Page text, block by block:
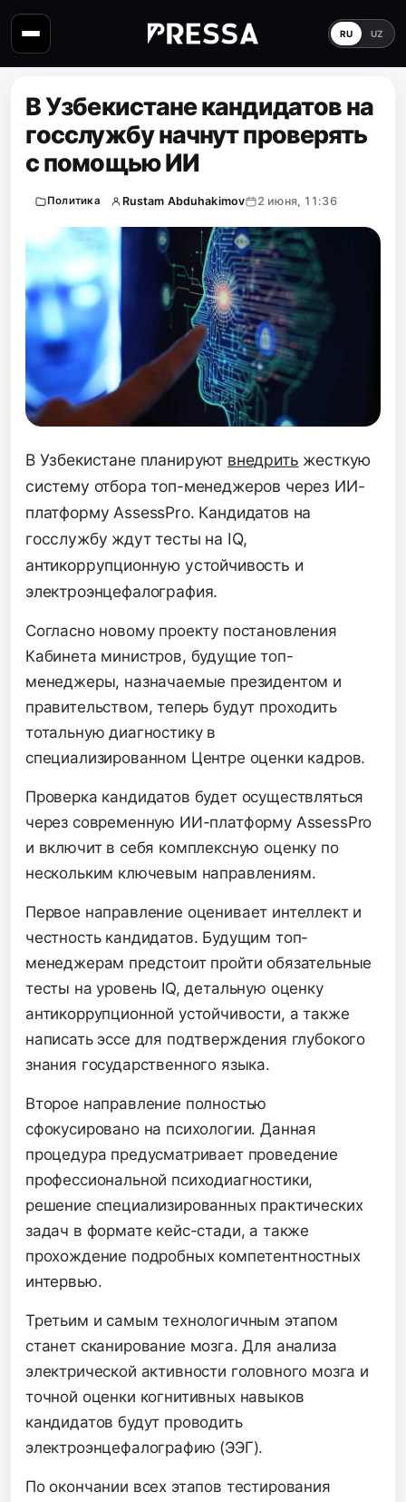
RU UZ
В Узбекистане кандидатов на
госслужбу начнут проверять
с помощью ИИ
Политика Rustam Abduhakimov 2 июня, 11:36
В Узбекистане планируют внедрить жесткую
систему отбора топ-менеджеров через ИИ-
платформу AssessPro. Кандидатов на
госслужбу ждут тесты на IQ,
антикоррупционную устойчивость и
электроэнцефалография.
Согласно новому проекту постановления
Кабинета министров, будущие топ-
менеджеры, назначаемые президентом и
правительством, теперь будут проходить
тотальную диагностику в
специализированном Центре оценки кадров.
Проверка кандидатов будет осуществляться
через современную ИИ-платформу AssessPro
и включит в себя комплексную оценку по
нескольким ключевым направлениям.
Первое направление оценивает интеллект и
честность кандидатов. Будущим топ-
менеджерам предстоит пройти обязательные
тесты на уровень IQ, детальную оценку
антикоррупционной устойчивости, а также
написать эссе для подтверждения глубокого
знания государственного языка.
Второе направление полностью
сфокусировано на психологии. Данная
процедура предусматривает проведение
профессиональной психодиагностики,
решение специализированных практических
задач в формате кейс-стади, а также
прохождение подробных компетентностных
интервью.
Третьим и самым технологичным этапом
станет сканирование мозга. Для анализа
электрической активности головного мозга и
точной оценки когнитивных навыков
кандидатов будут проводить
электроэнцефалографию (ЭЭГ).
По окончании всех этапов тестирования